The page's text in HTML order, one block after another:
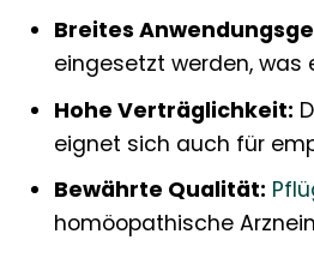
Breites
eingesetzt werden, was
Hohe Verträglichkeit:
eignet sich auch für
Bewährte Qualität:
homöopathische